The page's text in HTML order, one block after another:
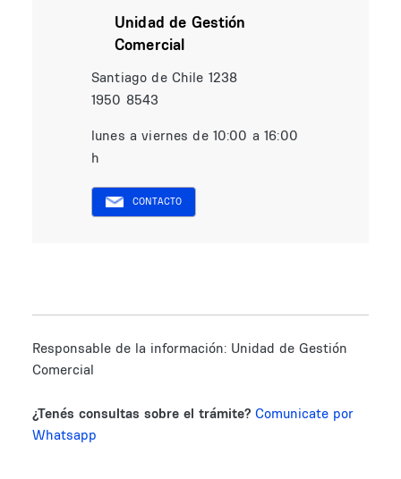
Unidad de Gestión
Comercial
Santiago de Chile 1238
1950 8543
lunes a viernes de 10:00 a 16:00
h
CONTACTO
Responsable de la información: Unidad de Gestión
Comercial
¿Tenés consultas sobre el trámite? Comunicate por
Whatsapp